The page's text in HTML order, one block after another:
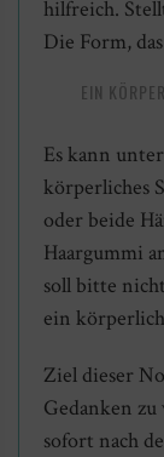
hilfreich.
Die Form,
EIN
Es kann
körperliches
oder beide
Haargummi
soll bitte
ein
Ziel dieser
Gedanken
sofort nach